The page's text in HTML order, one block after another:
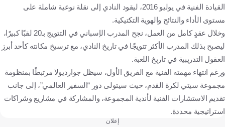
القيادة الفنية في يوليو 2016، ليقود النادي إلى نقلة نوعية شاملة على
مستوى الأداء والنتائج والهوية التكتيكية.
وخلال عقدٍ كامل من العمل، نجح المدرب الإسباني في التتويج بـ20 لقبًا كبيرًا،
ليصبح بذلك المدرب الأكثر تتويجًا في تاريخ النادي، مع ترسيخ مكانته كأحد أبرز
العقول التدريبية في تاريخ اللعبة.
ورغم انتهاء مهمته الفنية مع الفريق الأول، سيظل جوارديولا مرتبطًا بمنظومة
مجموعة سيتي لكرة القدم، حيث سيتولى دور “السفير العالمي”، إلى جانب
تقديم الاستشارات الفنية لأندية المجموعة، والمشاركة في مشاريع وشراكات
استراتيجية محددة.
إعلان